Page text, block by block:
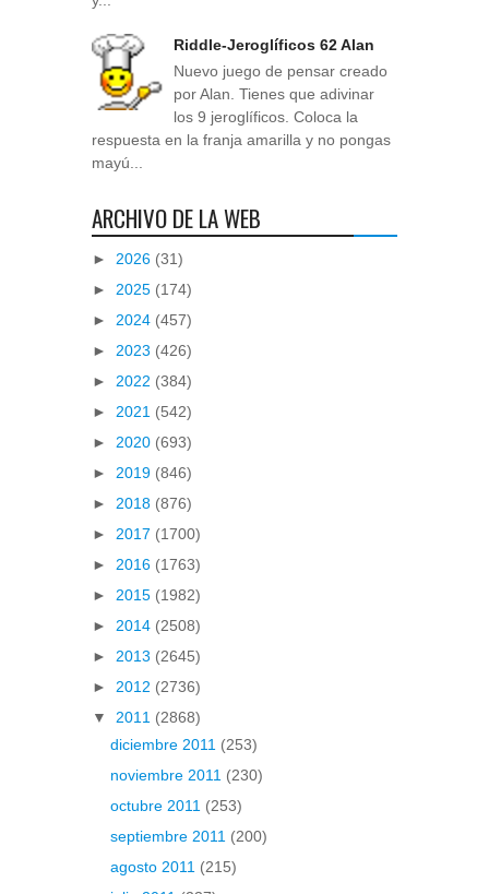
Riddle-Jeroglíficos 62 Alan
Nuevo juego de pensar creado
por Alan. Tienes que adivinar
los 9 jeroglíficos. Coloca la
respuesta en la franja amarilla y no pongas
mayú...
ARCHIVO DE LA WEB
► 2026 (31)
► 2025 (174)
► 2024 (457)
► 2023 (426)
► 2022 (384)
► 2021 (542)
► 2020 (693)
► 2019 (846)
► 2018 (876)
► 2017 (1700)
► 2016 (1763)
► 2015 (1982)
► 2014 (2508)
► 2013 (2645)
► 2012 (2736)
▼ 2011 (2868)
diciembre 2011 (253)
noviembre 2011 (230)
octubre 2011 (253)
septiembre 2011 (200)
agosto 2011 (215)